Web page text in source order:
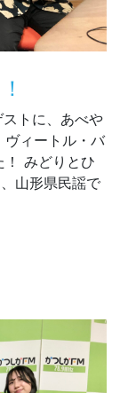
トに、あべや
ヴィートル・バ
！ みどりとひ
山形県民謡で